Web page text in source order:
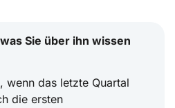
Sie über ihn wissen
wenn das letzte Quartal
die ersten